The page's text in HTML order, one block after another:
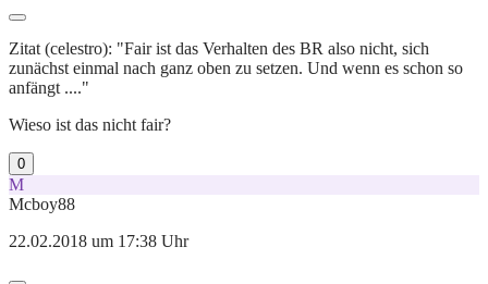
Zitat (celestro): "Fair ist das Verhalten des BR also nicht, sich
zunächst einmal nach ganz oben zu setzen. Und wenn es schon so
anfängt ...."
Wieso ist das nicht fair?
0
M
Mcboy88
22.02.2018 um 17:38 Uhr